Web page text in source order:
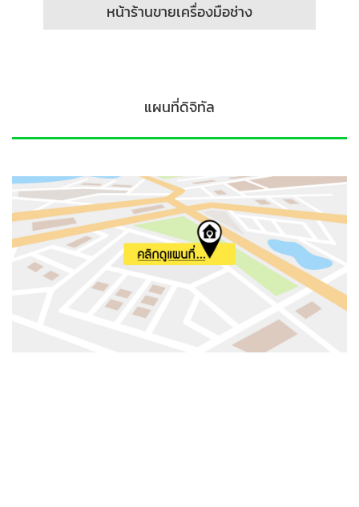
หน้าร้านขายเครื่องมือช่าง
แผนที่ดิจิทัล